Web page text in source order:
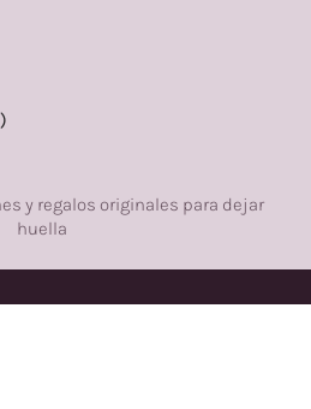
y regalos originales para dejar
huella